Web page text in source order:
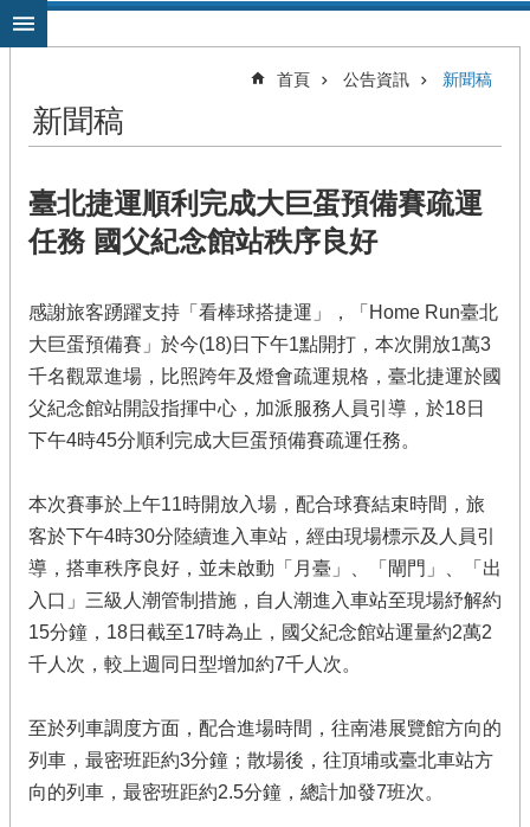
跳到主要內容區塊
首頁 公告資訊 新聞稿
新聞稿
臺北捷運順利完成大巨蛋預備賽疏運
任務 國父紀念館站秩序良好
感謝旅客踴躍支持「看棒球搭捷運」，「Home Run臺北
大巨蛋預備賽」於今(18)日下午1點開打，本次開放1萬3
千名觀眾進場，比照跨年及燈會疏運規格，臺北捷運於國
父紀念館站開設指揮中心，加派服務人員引導，於18日
下午4時45分順利完成大巨蛋預備賽疏運任務。
本次賽事於上午11時開放入場，配合球賽結束時間，旅
客於下午4時30分陸續進入車站，經由現場標示及人員引
導，搭車秩序良好，並未啟動「月臺」、「閘門」、「出
入口」三級人潮管制措施，自人潮進入車站至現場紓解約
15分鐘，18日截至17時為止，國父紀念館站運量約2萬2
千人次，較上週同日型增加約7千人次。
至於列車調度方面，配合進場時間，往南港展覽館方向的
列車，最密班距約3分鐘；散場後，往頂埔或臺北車站方
向的列車，最密班距約2.5分鐘，總計加發7班次。